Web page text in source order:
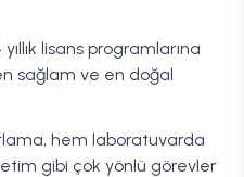
lisans programlarına
sağlam ve en doğal
hem laboratuvarda
gibi çok yönlü görevler